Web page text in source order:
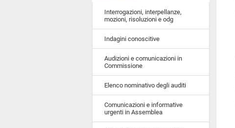
Interrogazioni, interpellanze,
mozioni, risoluzioni e odg
Indagini conoscitive
Audizioni e comunicazioni in
Commissione
Elenco nominativo degli auditi
Comunicazioni e informative
urgenti in Assemblea